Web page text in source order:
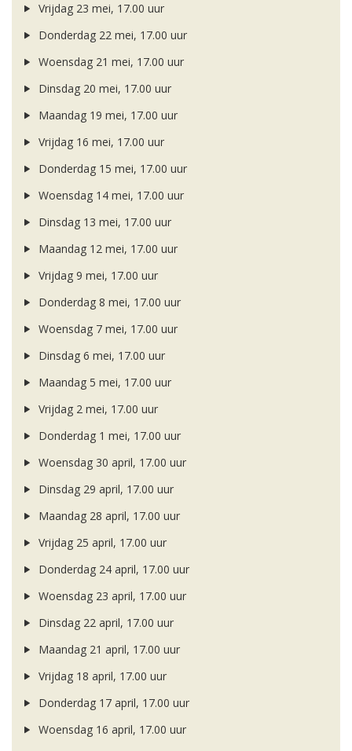
Vrijdag 23 mei, 17.00 uur
Donderdag 22 mei, 17.00 uur
Woensdag 21 mei, 17.00 uur
Dinsdag 20 mei, 17.00 uur
Maandag 19 mei, 17.00 uur
Vrijdag 16 mei, 17.00 uur
Donderdag 15 mei, 17.00 uur
Woensdag 14 mei, 17.00 uur
Dinsdag 13 mei, 17.00 uur
Maandag 12 mei, 17.00 uur
Vrijdag 9 mei, 17.00 uur
Donderdag 8 mei, 17.00 uur
Woensdag 7 mei, 17.00 uur
Dinsdag 6 mei, 17.00 uur
Maandag 5 mei, 17.00 uur
Vrijdag 2 mei, 17.00 uur
Donderdag 1 mei, 17.00 uur
Woensdag 30 april, 17.00 uur
Dinsdag 29 april, 17.00 uur
Maandag 28 april, 17.00 uur
Vrijdag 25 april, 17.00 uur
Donderdag 24 april, 17.00 uur
Woensdag 23 april, 17.00 uur
Dinsdag 22 april, 17.00 uur
Maandag 21 april, 17.00 uur
Vrijdag 18 april, 17.00 uur
Donderdag 17 april, 17.00 uur
Woensdag 16 april, 17.00 uur